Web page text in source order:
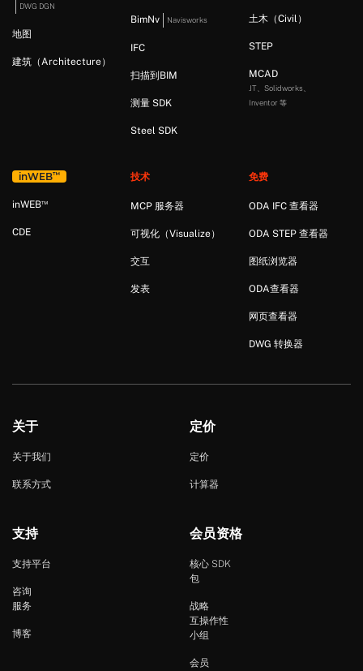
DWG DGN
地图
建筑（Architecture）
BimNv Navisworks
IFC
扫描到BIM
测量 SDK
Steel SDK
土木（Civil）
STEP
MCAD
JT、Solidworks、
Inventor 等
inWEB™
inWEB™
CDE
技术
MCP 服务器
可视化（Visualize）
交互
发表
免费
ODA IFC 查看器
ODA STEP 查看器
图纸浏览器
ODA查看器
网页查看器
DWG 转换器
关于
关于我们
联系方式
定价
定价
计算器
支持
支持平台
咨询
服务
博客
会员资格
核心 SDK
包
战略
互操作性
小组
会员